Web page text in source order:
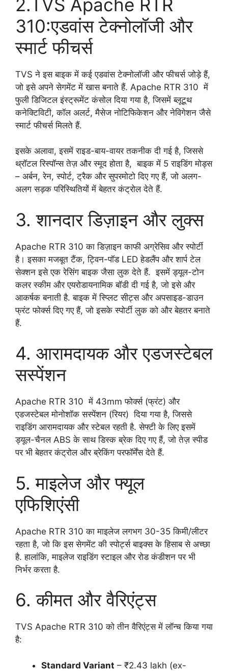
2.TVS Apache RTR
310:एडवांस टेक्नोलॉजी और
स्मार्ट फीचर्स
TVS ने इस बाइक में कई एडवांस टेक्नोलॉजी और फीचर्स जोड़े हैं,
जो इसे अपने सेगमेंट में खास बनाते हैं. Apache RTR 310 में
फुली डिजिटल इंस्ट्रूमेंट कंसोल दिया गया है, जिसमें ब्लूटूथ
कनेक्टिविटी, कॉल अलर्ट, मैसेज नोटिफिकेशन और नेविगेशन जैसे
स्मार्ट फीचर्स मिलते हैं.
इसके अलावा, इसमें राइड-बाय-वायर तकनीक दी गई है, जिससे
थ्रॉटल रिस्पॉन्स तेज़ और स्मूद होता है, बाइक में 5 राइडिंग मोड्स
– अर्बन, रेन, स्पोर्ट, ट्रैक और सुपरमोटो दिए गए हैं, जो अलग-
अलग सड़क परिस्थितियों में बेहतर कंट्रोल देते हैं.
3. शानदार डिज़ाइन और लुक्स
Apache RTR 310 का डिज़ाइन काफी अग्रेसिव और स्पोर्टी
है। इसका मजबूत टैंक, ट्विन-पॉड LED हेडलैंप और शार्प टेल
सेक्शन इसे एक रेसिंग बाइक जैसा लुक देते हैं. इसमें ड्यूल-टोन
कलर स्कीम और एयरोडायनामिक बॉडी दी गई है, जो इसे और
आकर्षक बनाती है. बाइक में स्प्लिट सीट्स और अपसाइड-डाउन
फ्रंट फोर्क्स दिए गए हैं, जो इसके स्पोर्टी लुक को और बेहतर बनाते
हैं.
4. आरामदायक और एडजस्टेबल
सस्पेंशन
Apache RTR 310 में 43mm फोर्क्स (फ्रंट) और
एडजस्टेबल मोनोशॉक सस्पेंशन (रियर) दिया गया है, जिससे
राइडिंग आरामदायक और स्टेबल रहती है. सेफ्टी के लिए इसमें
ड्यूल-चैनल ABS के साथ डिस्क ब्रेक दिए गए हैं, जो तेज़ स्पीड
पर भी बेहतर कंट्रोल और ब्रेकिंग परफॉर्मेंस देते हैं.
5. माइलेज और फ्यूल
एफिशिएंसी
Apache RTR 310 का माइलेज लगभग 30-35 किमी/लीटर
रहता है, जो कि इस सेगमेंट की स्पोर्ट्स बाइक्स के हिसाब से अच्छा
है. हालांकि, माइलेज राइडिंग स्टाइल और रोड कंडीशन पर भी
निर्भर करता है.
6. कीमत और वैरिएंट्स
TVS Apache RTR 310 को तीन वैरिएंट्स में लॉन्च किया गया
है:
Standard Variant – ₹2.43 lakh (ex-